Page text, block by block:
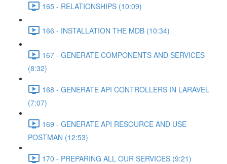
165 - RELATIONSHIPS (10:09)
166 - INSTALLATION THE MDB (10:34)
167 - GENERATE COMPONENTS AND SERVICES
(8:32)
168 - GENERATE API CONTROLLERS IN LARAVEL
(7:07)
169 - GENERATE API RESOURCE AND USE
POSTMAN (12:53)
170 - PREPARING ALL OUR SERVICES (9:21)